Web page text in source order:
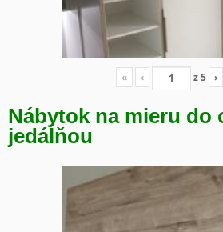
« ‹ z5 ›
Nábytok na mieru do
jedálňou